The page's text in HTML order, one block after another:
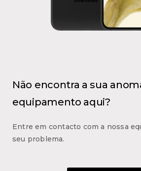
Não encontra a sua
equipamento aqui?
Entre em contacto com a nossa
seu problema.